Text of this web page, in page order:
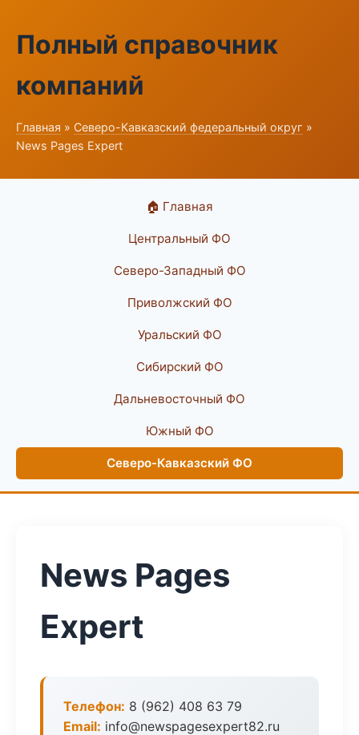
Полный справочник
компаний
Главная » Северо-Кавказский федеральный округ »
News Pages Expert
🏠 Главная
Центральный ФО
Северо-Западный ФО
Приволжский ФО
Уральский ФО
Сибирский ФО
Дальневосточный ФО
Южный ФО
Северо-Кавказский ФО
News Pages
Expert
Телефон: 8 (962) 408 63 79
Email: info@newspagesexpert82.ru